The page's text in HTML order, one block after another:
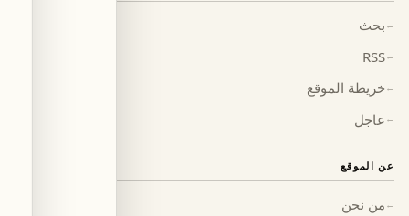
← بحث
←
RSS
← خريطة الموقع
← عاجل
عن الموقع
← من نحن